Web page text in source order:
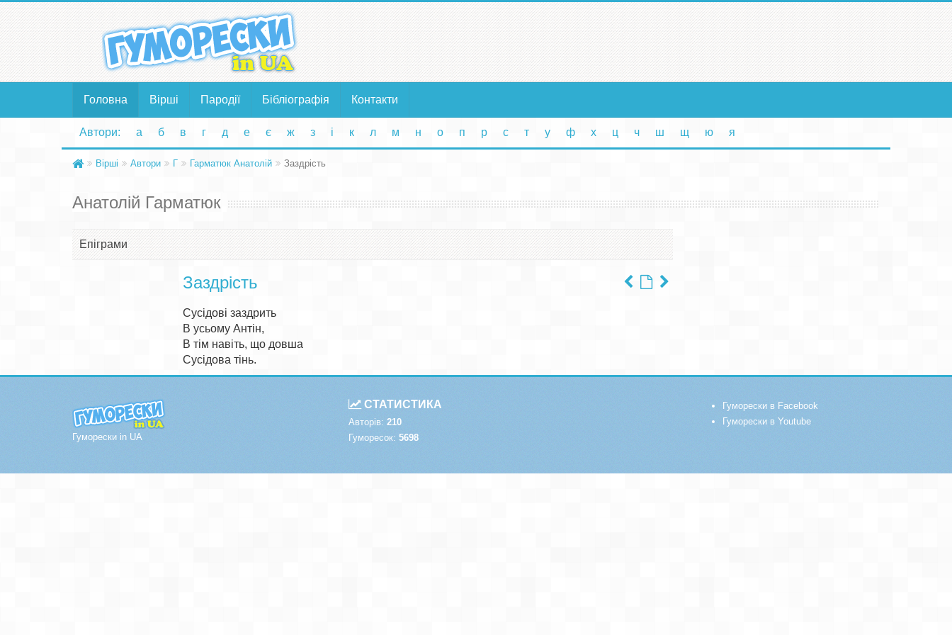
Головна Вірші Пародії Бібліографія Контакти
Автори: а б в г д е є ж з і к л м н о п р с т у ф х ц ч ш щ ю я
Вірші Автори Г Гарматюк Анатолій Заздрість
Анатолій Гарматюк
Епіграми
Заздрість
Сусідові заздрить
В усьому Антін,
В тім навіть, що довша
Гуморески in UA
СТАТИСТИКА
Авторів: 210
Гуморесок: 5698
Гуморески в Facebook
Гуморески в Youtube